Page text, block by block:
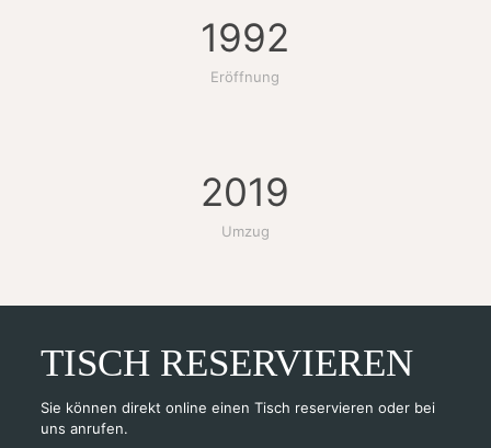
1992
Eröffnung
2019
Umzug
TISCH RESERVIEREN
Sie können direkt online einen Tisch reservieren oder bei
uns anrufen.